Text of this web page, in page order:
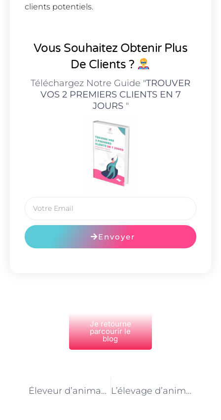
clients potentiels.
Vous Souhaitez Obtenir Plus
De Clients ?
Téléchargez Notre Guide "TROUVER
VOS 2 PREMIERS CLIENTS EN 7
JOURS"
Envoyer
Je retourne
parcourir le
blog
Éleveur d’animaux de compagnie à Paris : une profession qui demande un engagement total L’élevage d’animaux de compagnie à Paris : un secteur en constante innovation